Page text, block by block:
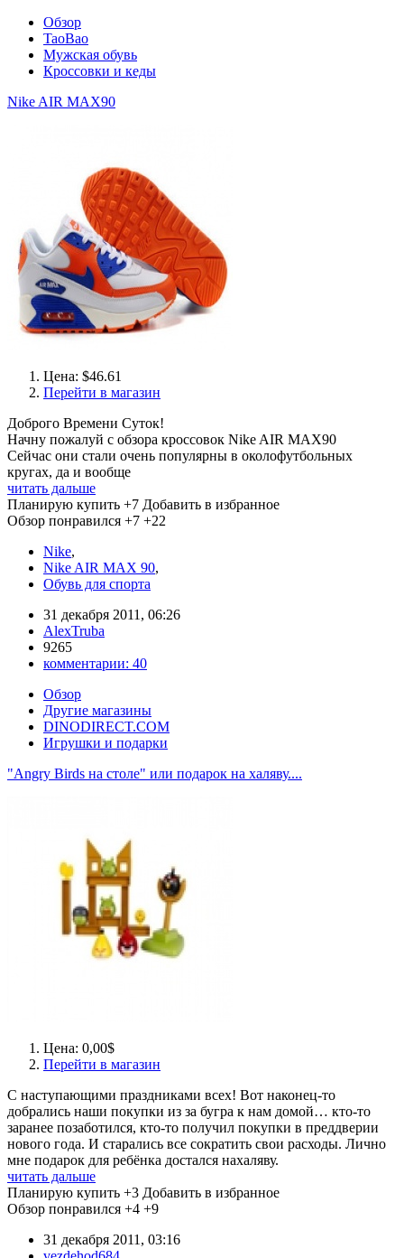
Обзор
TaoBao
Мужская обувь
Кроссовки и кеды
Nike AIR MAX90
Цена: $46.61
Перейти в магазин
Доброго Времени Суток!
Начну пожалуй с обзора кроссовок Nike AIR MAX90
Сейчас они стали очень популярны в околофутбольных
кругах, да и вообще
читать дальше
Планирую купить +7 Добавить в избранное
Обзор понравился +7 +22
Nike,
Nike AIR MAX 90,
Обувь для спорта
31 декабря 2011, 06:26
AlexTruba
9265
комментарии: 40
Обзор
Другие магазины
DINODIRECT.COM
Игрушки и подарки
"Angry Birds на столе" или подарок на халяву....
Цена: 0,00$
Перейти в магазин
С наступающими праздниками всех! Вот наконец-то
добрались наши покупки из за бугра к нам домой… кто-то
заранее позаботился, кто-то получил покупки в преддверии
нового года. И старались все сократить свои расходы. Лично
мне подарок для ребёнка достался нахаляву.
читать дальше
Планирую купить +3 Добавить в избранное
Обзор понравился +4 +9
31 декабря 2011, 03:16